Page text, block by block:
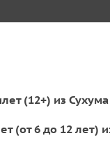
(12+) из Сухума
(от 6 до 12 лет)